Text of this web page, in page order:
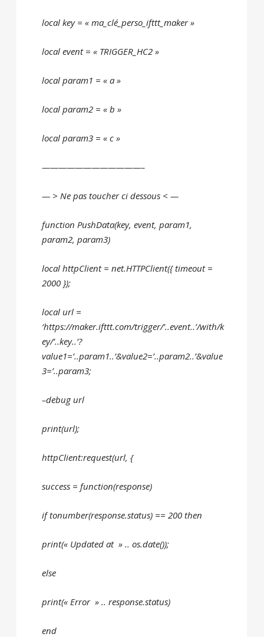
local key = « ma_clé_perso_ifttt_maker »
local event = « TRIGGER_HC2 »
local param1 = « a »
local param2 = « b »
local param3 = « c »
————————————–
— > Ne pas toucher ci dessous < —
function PushData(key, event, param1,
param2, param3)
local httpClient = net.HTTPClient({ timeout =
2000 });
local url =
‘https://maker.ifttt.com/trigger/’..event..’/with/k
ey/’..key..’?
value1=’..param1..’&value2=’..param2..’&value
3=’..param3;
–debug url
print(url);
httpClient:request(url, {
success = function(response)
if tonumber(response.status) == 200 then
print(« Updated at » .. os.date());
else
print(« Error » .. response.status)
end